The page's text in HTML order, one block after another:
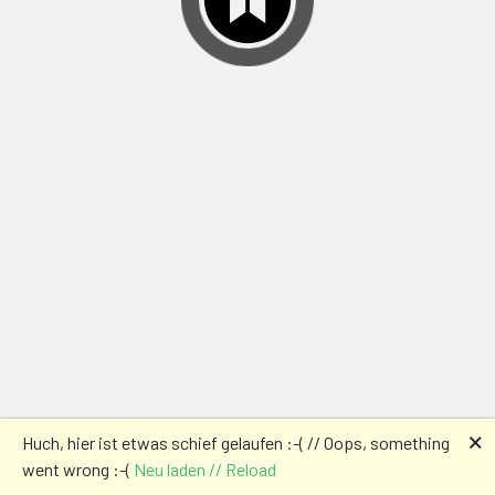
Huch, hier ist etwas schief gelaufen :-( // Oops, something
went wrong :-( Neu laden // Reload
🗙